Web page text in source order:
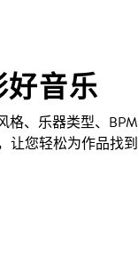
音乐
格、乐器类型、BPM
让您轻松为作品找到